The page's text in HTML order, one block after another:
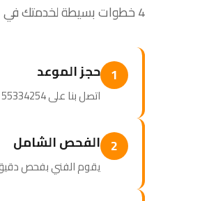
4 خطوات بسيطة لخدمتك في القرين بسرعة واحترافية
1 حجز الموعد
اتصل بنا على 55334254 لتحديد موعد الصيانة. نعمل وفق جدولك اليومي.
2 الفحص الشامل
يقوم الفني بفحص دقيق